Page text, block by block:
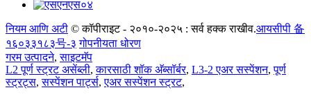
नियम आणि अटी © कॉपीराइट - २०१०-२०२५ : सर्व हक्क राखीव.आयसीपी 备
१६०३३१८३号-३ गोपनीयता धोरण
गरम उत्पादने,साइटमॅप
L2 पूर्ण स्ट्रट असेंब्ली,कारसाठी शॉक अ‍ॅब्सॉर्बर, L3-2 एअर सस्पेंशन,पूर्ण
स्ट्रट्स,सस्पेंशन पार्ट्स,एअर सस्पेंशन स्ट्रट,